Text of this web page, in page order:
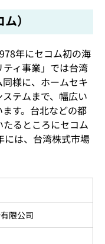
）
年にセコム初の海
ィ事業」では台湾
様に、ホームセキ
テムまで、幅広い
す。台北などの都
るところにセコム
には、台湾株式市場
限公司